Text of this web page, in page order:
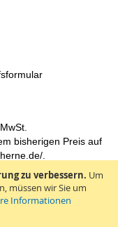
zu verbessern. Um
müssen wir Sie um
Informationen
bisherigen Preis auf
.